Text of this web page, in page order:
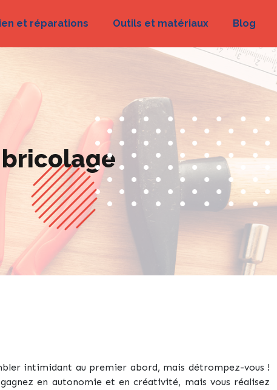
et réparations Outils et matériaux Blog
intimidant au premier abord, mais détrompez-vous !
en autonomie et en créativité, mais vous réalisez